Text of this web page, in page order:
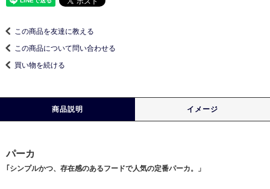
この商品を友達に教える
この商品について問い合わせる
買い物を続ける
商品説明 イメージ
パーカ
｢シンプルかつ、存在感のあるフードで人気の定番パーカ。」